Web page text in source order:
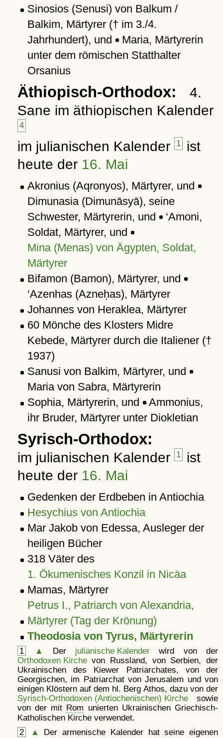
Sinosios (Senusi) von Balkum /
Balkim, Märtyrer († im 3./4.
Jahrhundert), und Maria, Märtyrerin
unter dem römischen Statthalter
Orsanius
Äthiopisch-Orthodox: 4.
Sane im äthiopischen Kalender
4
im julianischen Kalender 1 ist
heute der 16. Mai
Akronius (Aqronyos), Märtyrer, und
Dimunasia (Dimunāsyā), seine
Schwester, Märtyrerin, und ‘Amoni,
Soldat, Märtyrer, und
Mina (Menas) von Ägypten, Soldat,
Märtyrer
Bifamon (Bamon), Märtyrer, und
‘Azenhas (Azneḥas), Märtyrer
Johannes von Heraklea, Märtyrer
60 Mönche des Klosters Midre
Kebede, Märtyrer durch die Italiener (†
1937)
Sanusi von Balkim, Märtyrer, und
Maria von Sabra, Märtyrerin
Sophia, Märtyrerin, und Ammonius,
ihr Bruder, Märtyrer unter Diokletian
Syrisch-Orthodox:
im julianischen Kalender 1 ist
heute der 16. Mai
Gedenken der Erdbeben in Antiochia
Hesychius von Antiochia
Mar Jakob von Edessa, Ausleger der
heiligen Bücher
318 Väter des
1. Ökumenisches Konzil in Nicäa
Mamas, Märtyrer
Petrus I., Patriarch von Alexandria,
Märtyrer (Tag der Krönung)
Theodosia von Tyrus, Märtyrerin
1 ▲ Der julianische Kalenderwird von der
Orthodoxen Kirchevon Russland, von Serbien, der
Ukrainischen des Kiewer Patriarchates, von der
Georgischen, im Patriarchat von Jerusalem und von
einigen Klöstern auf dem hl. Berg Athos, dazu von der
Syrisch-Orthodoxen (Antiochenischen) Kirchesowie
von der mit Rom unierten Ukrainischen Griechisch-
Katholischen Kirche verwendet.
2
▲
Der armenische Kalender hat seine eigenen